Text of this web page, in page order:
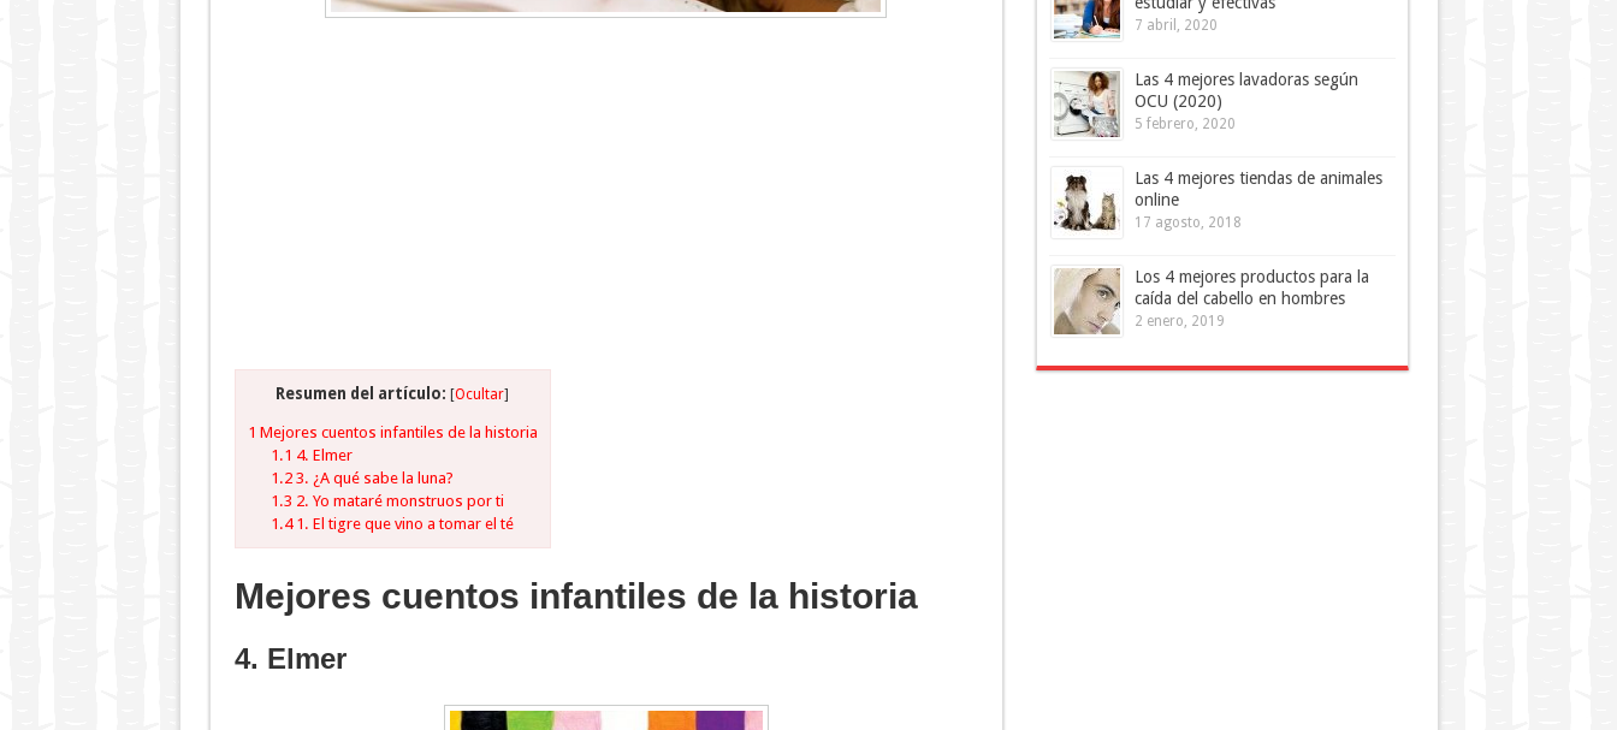
Resumen del artículo: [Ocultar]
1 Mejores cuentos infantiles de la historia
1.1 4. Elmer
1.2 3. ¿A qué sabe la luna?
1.3 2. Yo mataré monstruos por ti
1.41. El tigre que vino a tomar el té
Mejores cuentos infantiles de la historia
4. Elmer
7 abril, 2020
Las 4 mejores lavadoras según
OCU (2020)
5 febrero, 2020
Las 4 mejores tiendas de animales
online
17 agosto, 2018
Los 4 mejores productos para la
caída del cabello en hombres
2 enero, 2019